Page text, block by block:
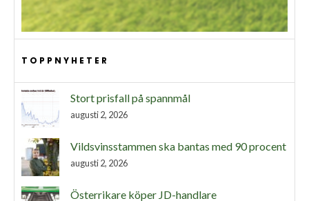
TOPPNYHETER
Stort prisfall på spannmål
augusti 2, 2026
Vildsvinsstammen ska bantas med 90 procent
augusti 2, 2026
Österrikare köper JD-handlare